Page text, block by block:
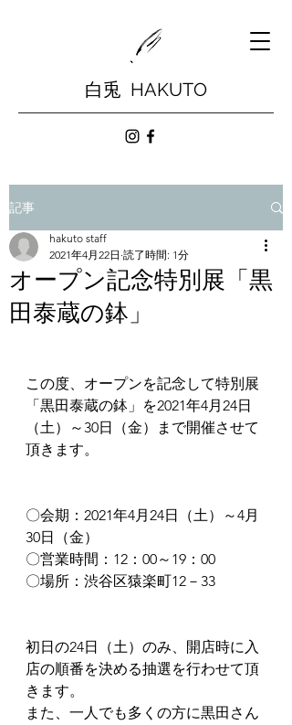
白兎 HAKUTO
記事
オープン記念特別展「黒
田泰蔵の鉢」
hakuto staff
2021年4月22日 読了時間: 1分
この度、オープンを記念して特別展
「黒田泰蔵の鉢」を2021年4月24日
（土）～30日（金）まで開催させて
頂きます。
〇会期：2021年4月24日（土）～4月
30日（金）
〇営業時間：12：00～19：00
〇場所：渋谷区猿楽町12－33
初日の24日（土）のみ、開店時に入
店の順番を決める抽選を行わせて頂
きます。
また、一人でも多くの方に黒田さん